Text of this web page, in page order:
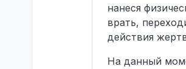
нанеся
врать,
действия
На данный